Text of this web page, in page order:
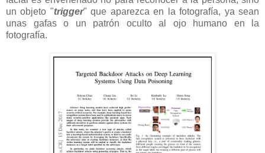
un objeto "trigger" que aparezca en la fotografía, ya sean
unas gafas o un patrón oculto al ojo humano en la
fotografía.